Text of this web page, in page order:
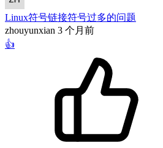
Linux符号链接符号过多的问题
zhouyunxian 3 个月前
👍